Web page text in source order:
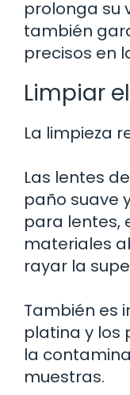
prolonga su
también
precisos en
Limpiar
La limpieza
Las lentes
paño suave
para lentes,
materiales
rayar la
También es
platina y los
la
muestras.